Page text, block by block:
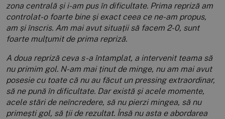
zona centrală și i-am pus în dificultate. Prima repriză am
controlat-o foarte bine și exact ceea ce ne-am propus,
am și înscris. Am mai avut situații să facem 2-0, sunt
foarte mulțumit de prima repriză.
A doua repriză ceva s-a întamplat, a intervenit teama să
nu primim gol. N-am mai ținut de minge, nu am mai avut
posesie cu toate că nu au făcut un pressing extraordinar,
să ne pună în dificultate. Dar există și acele momente,
acele stări de neîncredere, să nu pierzi mingea, să nu
primești gol, să ții de rezultat. Însă nu asta e abordarea